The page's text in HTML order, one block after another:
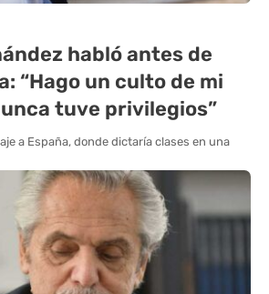
habló antes de
“Hago un culto de mi
tuve privilegios”
a España, donde dictaría clases en una